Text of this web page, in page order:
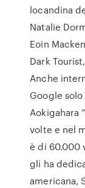
locandina
Natalie
Eoin
Dark
Anche
Google
Aokigahara
volte e nel
è di 60.000
gli ha
americana,